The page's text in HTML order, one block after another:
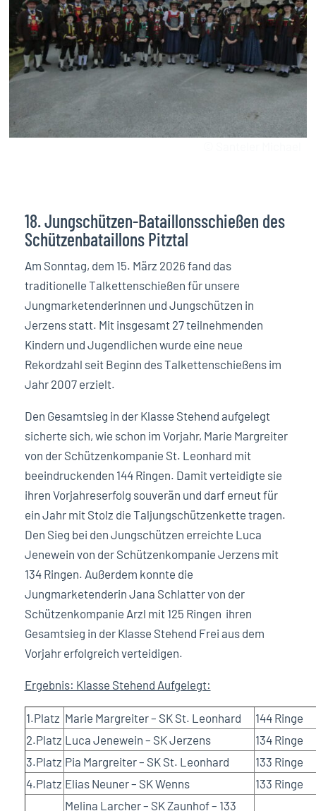
18. Jungschützen-Bataillonsschießen des
Schützenbataillons Pitztal
Am Sonntag, dem 15. März 2026 fand das
traditionelle Talkettenschießen für unsere
Jungmarketenderinnen und Jungschützen in
Jerzens statt. Mit insgesamt 27 teilnehmenden
Kindern und Jugendlichen wurde eine neue
Rekordzahl seit Beginn des Talkettenschießens im
Jahr 2007 erzielt.
Den Gesamtsieg in der Klasse Stehend aufgelegt
sicherte sich, wie schon im Vorjahr, Marie Margreiter
von der Schützenkompanie St. Leonhard mit
beeindruckenden 144 Ringen. Damit verteidigte sie
ihren Vorjahreserfolg souverän und darf erneut für
ein Jahr mit Stolz die Taljungschützenkette tragen.
Den Sieg bei den Jungschützen erreichte Luca
Jenewein von der Schützenkompanie Jerzens mit
134 Ringen. Außerdem konnte die
Jungmarketenderin Jana Schlatter von der
Schützenkompanie Arzl mit 125 Ringen ihren
Gesamtsieg in der Klasse Stehend Frei aus dem
Vorjahr erfolgreich verteidigen.
Ergebnis: Klasse Stehend Aufgelegt:
1.Platz Marie Margreiter – SK St. Leonhard
144 Ringe
2.Platz Luca Jenewein – SK Jerzens
134 Ringe
3.Platz Pia Margreiter – SK St. Leonhard
133 Ringe
4.Platz Elias Neuner – SK Wenns 133 Ringe
Melina Larcher – SK Zaunhof – 133